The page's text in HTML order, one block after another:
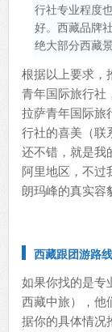
行社专业程度
好。西藏品牌
绝大部分西藏
根据以上要求，
青年国际旅行社
拉萨青年国际旅
行社的喜美（
还不错，就是我
阿里地区，不过
朗玛峰的真实容
西藏跟团游路
如果你找的是专
西藏中旅），他
据你的具体情况